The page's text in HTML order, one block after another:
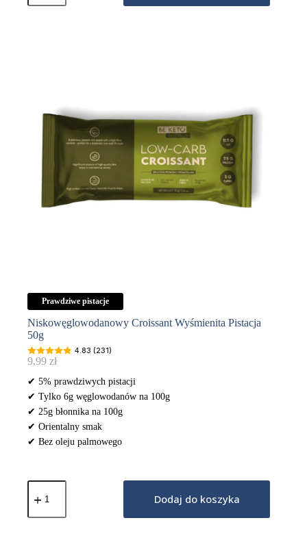
Podwójna
Prawdziwe pistacje
Niskowęglowodanowy Croissant Wyśmienita Pistacja
50g
4.83 (231)
9,99 zł
✔ 5% prawdziwych pistacji
✔ Tylko 6g węglowodanów na 100g
✔ 25g błonnika na 100g
✔ Orientalny smak
✔ Bez oleju palmowego
ilość
Niskowęglowodanowy
Wyśmienita
Dodaj do koszyka